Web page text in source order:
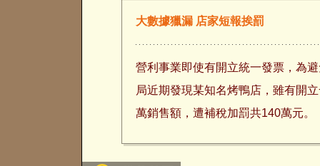
大數據獵漏 店家短報挨罰
營利事業即使有開立統一發票，為
局近期發現某知名烤鴨店，雖有開
萬銷售額，遭補稅加罰共140萬元。